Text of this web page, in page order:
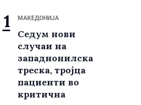
МАКЕДОНИЈА
Седум нови
случаи на
западнонилска
треска, тројца
пациенти во
критична